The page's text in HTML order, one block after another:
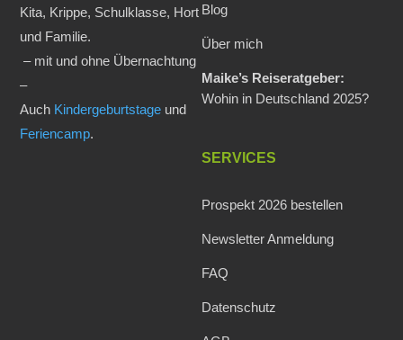
Kita, Krippe, Schulklasse, Hort
und Familie.
– mit und ohne Übernachtung
–
Auch Kindergeburtstage und
Feriencamp.
Blog
Über mich
Maike’s Reiseratgeber:
Wohin in Deutschland 2025?
SERVICES
Prospekt 2026 bestellen
Newsletter Anmeldung
FAQ
Datenschutz